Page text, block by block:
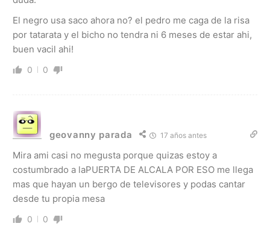
El negro usa saco ahora no? el pedro me caga de la risa
por tatarata y el bicho no tendra ni 6 meses de estar ahi,
buen vacil ahi!
0 0
geovanny parada 17 años antes
Mira ami casi no megusta porque quizas estoy a
costumbrado a laPUERTA DE ALCALA POR ESO me llega
mas que hayan un bergo de televisores y podas cantar
desde tu propia mesa
0 0